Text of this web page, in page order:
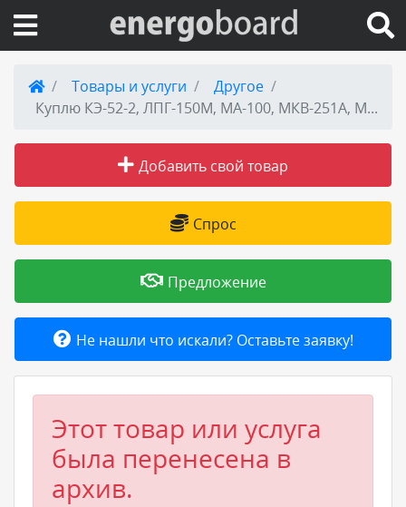
Вход на сайт
Публикации
Товары и услуги
Добавить товар или услугу
Товары и услуги
Другое
Куплю КЭ-52-2, ЛПГ-150М, МА-100, МКВ-251А, МПК-14МТВ, МСТ-30А, НП25-9
Добавить свой товар
Спрос
Предложение
Не нашли что искали? Оставьте заявку!
Этот товар или услуга
была перенесена в
архив.